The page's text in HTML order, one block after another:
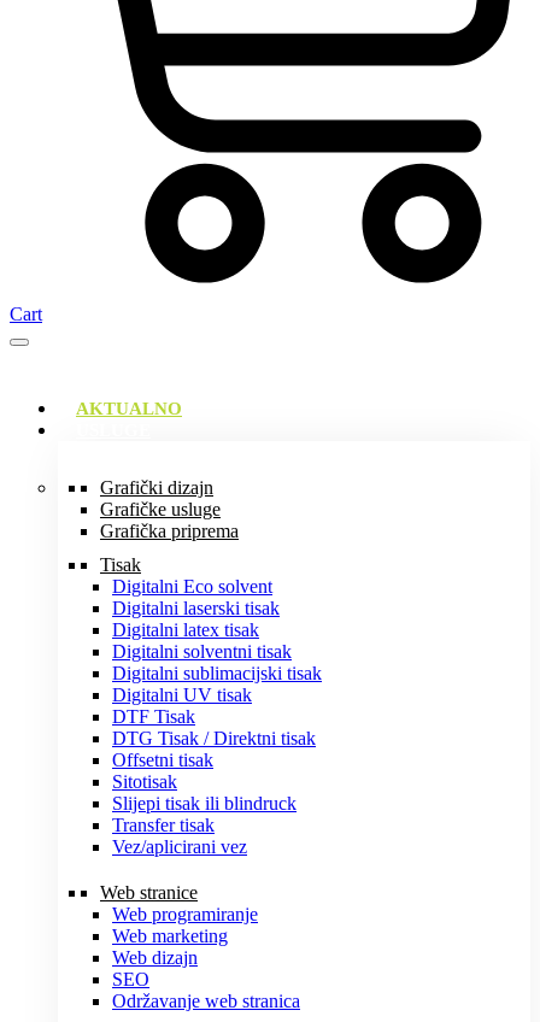
Cart
AKTUALNO
Grafički dizajn
Grafičke usluge
Grafička priprema
Tisak
Digitalni Eco solvent
Digitalni laserski tisak
Digitalni latex tisak
Digitalni solventni tisak
Digitalni sublimacijski tisak
Digitalni UV tisak
DTF Tisak
DTG Tisak / Direktni tisak
Offsetni tisak
Sitotisak
Slijepi tisak ili blindruck
Transfer tisak
Vez/aplicirani vez
Web stranice
Web programiranje
Web marketing
Web dizajn
SEO
Održavanje web stranica